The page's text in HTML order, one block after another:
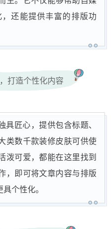
还能提供丰富的排版功
打造个性化内容
具匠心，提供包含标题、
类数千款装修皮肤可供使
泼可爱，都能在这里找到
，即可将文章内容与排版
个性化。